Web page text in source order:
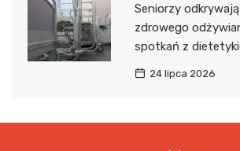
Seniorzy
zdrowego
spotkań z
24 lipca 2026